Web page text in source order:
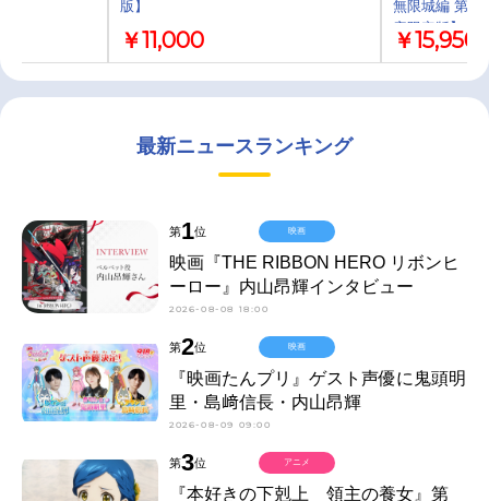
版】
￥11,000
無限城編 第一
産限定版】ア
￥15,950
最新ニュースランキング
第1位
映画『THE RIBBON HERO リボンヒ
ーロー』内山昂輝インタビュー
2026-08-08 18:00
映画
第2位
『映画たんプリ』ゲスト声優に鬼頭明
里・島﨑信長・内山昂輝
2026-08-09 09:00
映画
第3位
『本好きの下剋上 領主の養女』第
アニメ